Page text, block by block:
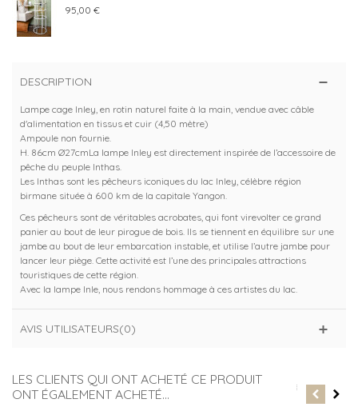
95,00 €
DESCRIPTION
Lampe cage Inley, en rotin naturel faite à la main, vendue avec câble
d'alimentation en tissus et cuir (4,50 mètre)
Ampoule non fournie.
H. 86cm Ø27cmLa lampe Inley est directement inspirée de l’accessoire de
pêche du peuple Inthas.
Les Inthas sont les pêcheurs iconiques du lac Inley, célèbre région
birmane située à 600 km de la capitale Yangon.
Ces pêcheurs sont de véritables acrobates, qui font virevolter ce grand
panier au bout de leur pirogue de bois. Ils se tiennent en équilibre sur une
jambe au bout de leur embarcation instable, et utilise l’autre jambe pour
lancer leur piège. Cette activité est l’une des principales attractions
touristiques de cette région.
Avec la lampe Inle, nous rendons hommage à ces artistes du lac.
AVIS UTILISATEURS(0)
LES CLIENTS QUI ONT ACHETÉ CE PRODUIT
ONT ÉGALEMENT ACHETÉ...